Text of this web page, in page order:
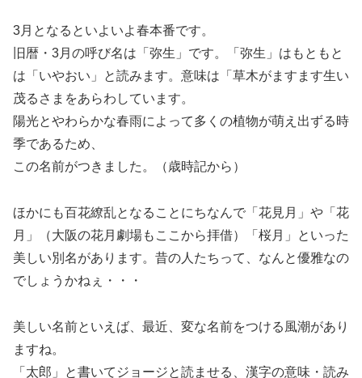
3月となるといよいよ春本番です。
旧暦・3月の呼び名は「弥生」です。「弥生」はもともと
は「いやおい」と読みます。意味は「草木がますます生い
茂るさまをあらわしています。
陽光とやわらかな春雨によって多くの植物が萌え出ずる時
季であるため、
この名前がつきました。（歳時記から）
ほかにも百花繚乱となることにちなんで「花見月」や「花
月」（大阪の花月劇場もここから拝借）「桜月」といった
美しい別名があります。昔の人たちって、なんと優雅なの
でしょうかねぇ・・・
美しい名前といえば、最近、変な名前をつける風潮があり
ますね。
「太郎」と書いてジョージと読ませる、漢字の意味・読み